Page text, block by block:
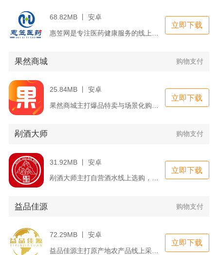
68.82MB 丨 安卓
立即下载
果然商城 购物支付
25.84MB 丨 安卓
立即下载
剐酒大师 购物支付
31.92MB 丨 安卓
剐酒大师主打自营酒水线上选购，汇集剐酒全系列产品，同时上架多...
立即下载
益品佳源 购物支付
72.29MB 丨 安卓
益品佳源主打原产地农产品线上采购，依托农产品溯源系统搭建消费...
立即下载